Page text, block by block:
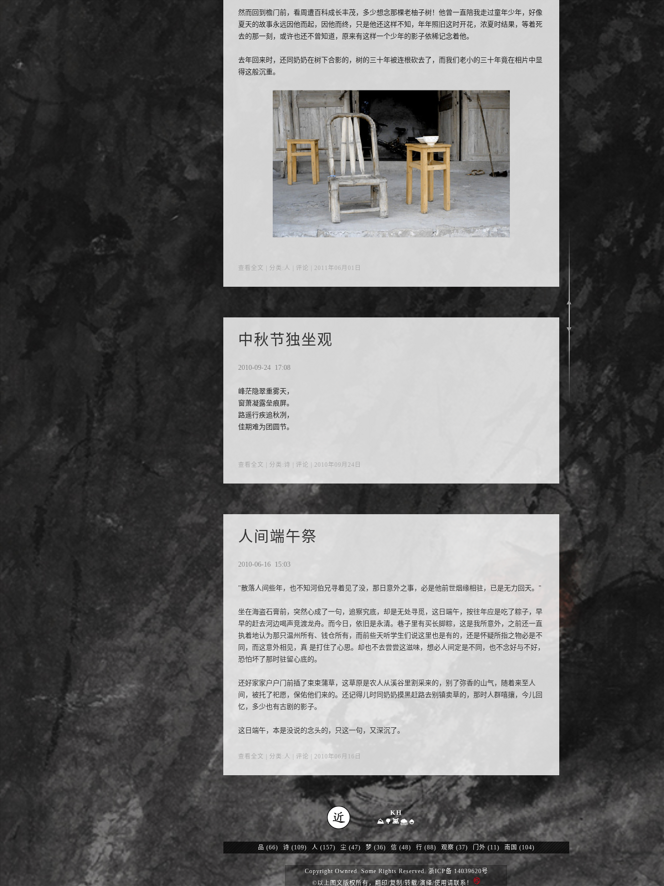
然而回到檐门前，看周遭百科成长丰茂，多少想念那棵老柚子树！他曾一直陪我走过童年少年，好像
夏天的故事永远因他而起，因他而终，只是他还这样不知，年年照旧这时开花，浓夏时结果，等着死
去的那一刻，或许也还不曾知道，原来有这样一个少年的影子依稀记念着他。
去年回来时，还同奶奶在树下合影的，树的三十年被连根砍去了，而我们老小的三十年竟在相片中显
得这般沉重。
查看全文 | 分类:人 | 评论 | 2011年06月01日
中秋节独坐观
2010-09-24 17:08
峰茫隐翠重雾天，
窗萧凝露垒痕屏。
路遥行疾追秋冽，
佳期难为团圆节。
查看全文 | 分类:诗 | 评论 | 2010年09月24日
人间端午祭
2010-06-16 15:03
"散落人间些年，也不知河伯兄寻着见了没，那日意外之事，必是他前世烟缘相驻，已是无力回天。"
坐在海盗石膏前，突然心成了一句，追察究底，却是无处寻觅，这日端午，按往年应是吃了粽子，早
早的赶去河边喝声竞渡龙舟。而今日，依旧是永清。巷子里有买长脚粽，这是我所意外，之前还一直
执着地认为那只温州所有、钱仓所有，而前些天听学生们说这里也是有的，还是怀疑所指之物必是不
同，而这意外相见，真 是打住了心思。却也不去尝尝这滋味，想必人间定是不同，也不念好与不好，
恐怕坏了那时驻留心底的。
还好家家户户门前插了束束蒲草，这草原是农人从溪谷里割采来的，别了弥香的山气，随着来至人
间，被托了祀愿，保佑他们来的。还记得儿时同奶奶摸黑赶路去别镇卖草的，那时人群嘻攘，今儿回
忆，多少也有古剧的影子。
这日端午，本是没说的念头的，只这一句，又深沉了。
查看全文 | 分类:人 | 评论 | 2010年06月16日
KH
⛰️🌳👾🌨️🍚
品(66) 诗(109) 人(157) 尘(47) 梦(36) 信(48) 行(88) 观察(37) 门外(11) 南国(104)
Copyright Ownred. Some Rights Reserved.浙ICP备 14039620号
©以上图文版权所有，翻印/复制/转载/演绎/使用请联系！